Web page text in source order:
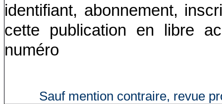
identifiant, abonnement,
cette publication en libre
numéro
Sauf mention contraire, revue